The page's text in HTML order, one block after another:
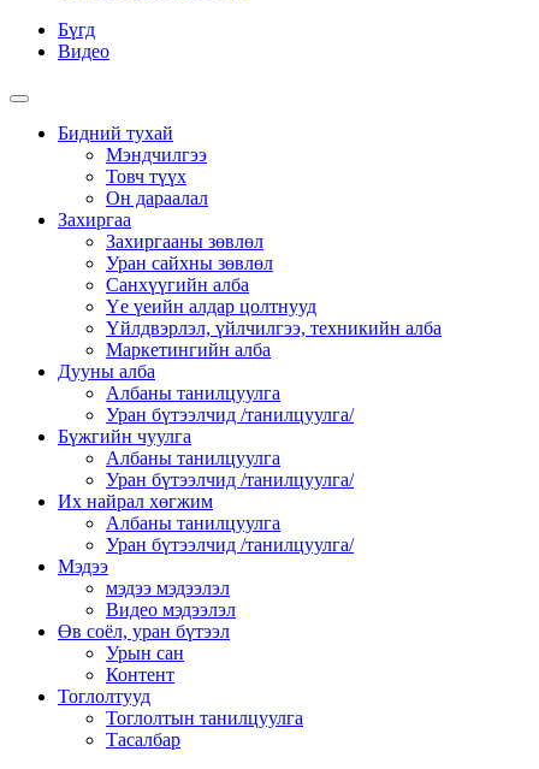
Бүгд
Видео
Бидний тухай
Мэндчилгээ
Товч түүх
Он дараалал
Захиргаа
Захиргааны зөвлөл
Уран сайхны зөвлөл
Санхүүгийн алба
Үе үеийн алдар цолтнууд
Үйлдвэрлэл, үйлчилгээ, техникийн алба
Маркетингийн алба
Дууны алба
Албаны танилцуулга
Уран бүтээлчид /танилцуулга/
Бүжгийн чуулга
Албаны танилцуулга
Уран бүтээлчид /танилцуулга/
Их найрал хөгжим
Албаны танилцуулга
Уран бүтээлчид /танилцуулга/
Мэдээ
мэдээ мэдээлэл
Видео мэдээлэл
Өв соёл, уран бүтээл
Урын сан
Контент
Тоглолтууд
Тоглолтын танилцуулга
Тасалбар